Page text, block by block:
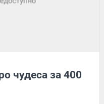
чудеса за 400